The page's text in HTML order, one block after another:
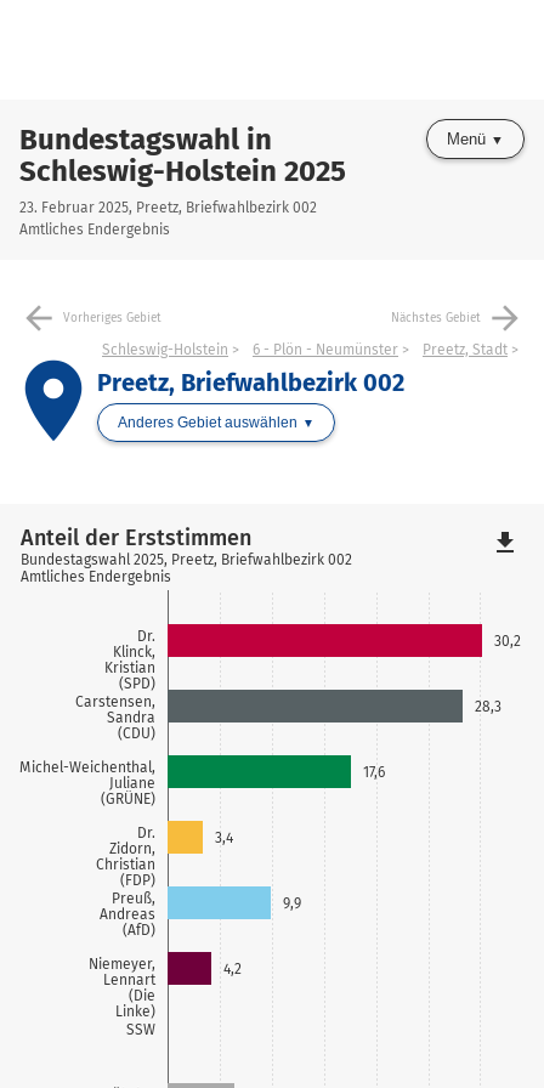
Bundestagswahl in
Schleswig-Holstein 2025
23. Februar 2025, Preetz, Briefwahlbezirk 002
Amtliches Endergebnis
Menü
arrow_back Vorheriges Gebiet Nächstes Gebiet arrow_forward
place
Schleswig-Holstein 6 - Plön - Neumünster Preetz, Stadt
Preetz, Briefwahlbezirk 002
Anderes Gebiet auswählen
Dr.
Klinck,
Kristian
(SPD)
Carstensen,
Sandra
(CDU)
Michel-Weichenthal,
Juliane
(GRÜNE)
Dr.
Zidorn,
Christian
(FDP)
Preuß,
Andreas
(AfD)
Niemeyer,
Lennart
(Die
Linke)
SSW
30,2
28,3
17,6
3,4
9,9
4,2
Anteil der Erststimmen
Bundestagswahl 2025, Preetz, Briefwahlbezirk 002
Amtliches Endergebnis
file_download